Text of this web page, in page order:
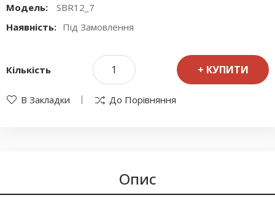
Модель:
SBR12_7
Наявність: Під Замовлення
Кількість КУПИТИ
В Закладки До Порівняння
Опис